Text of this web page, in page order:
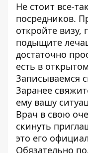
Не стоит все-
посредников.
откройте визу,
подыщите
достаточно
есть в
Записываемся
Заранее
ему вашу
Врач в свою
скинуть
это его
Обязательно